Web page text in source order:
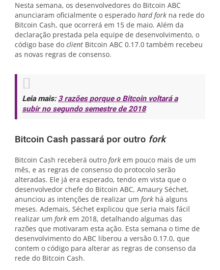
Nesta semana, os desenvolvedores do Bitcoin ABC
anunciaram oficialmente o esperado hard fork na rede do
Bitcoin Cash, que ocorrerá em 15 de maio. Além da
declaração prestada pela equipe de desenvolvimento, o
código base do client Bitcoin ABC 0.17.0 também recebeu
as novas regras de consenso.
Leia mais:3 razões porque o Bitcoin voltará a
subir no segundo semestre de 2018
Bitcoin Cash passará por outro fork
Bitcoin Cash receberá outro fork em pouco mais de um
mês, e as regras de consenso do protocolo serão
alteradas. Ele já era esperado, tendo em vista que o
desenvolvedor chefe do Bitcoin ABC, Amaury Séchet,
anunciou as intenções de realizar um fork há alguns
meses. Ademais, Séchet explicou que seria mais fácil
realizar um fork em 2018, detalhando algumas das
razões que motivaram esta ação. Esta semana o time de
desenvolvimento do ABC liberou a versão 0.17.0, que
contem o código para alterar as regras de consenso da
rede do Bitcoin Cash.